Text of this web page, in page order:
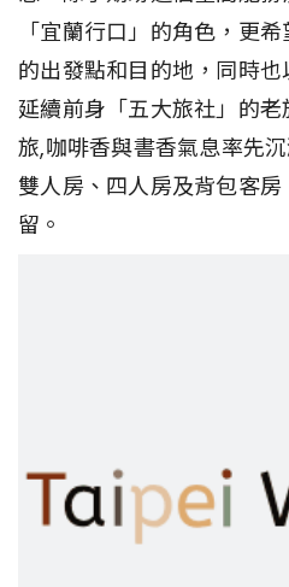
「宜蘭行口」的角色，更
的出發點和目的地，同時
延續前身「五大旅社」的
旅,咖啡香與書香氣息率先
雙人房、四人房及背包客
留。